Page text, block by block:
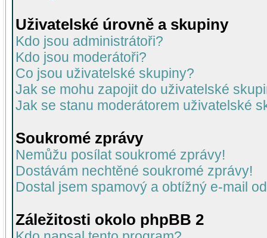
Uživatelské úrovně a skupiny
Kdo jsou administrátoři?
Kdo jsou moderátoři?
Co jsou uživatelské skupiny?
Jak se mohu zapojit do uživatelské
Jak se stanu moderátorem uživatelské
Soukromé zprávy
Nemůžu posílat soukromé zprávy!
Dostávám nechtěné soukromé zprávy!
Dostal jsem spamový a obtížný e-mail
Záležitosti okolo phpBB 2